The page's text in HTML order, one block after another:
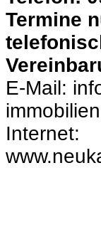
Termine
E-Mail:
Internet: